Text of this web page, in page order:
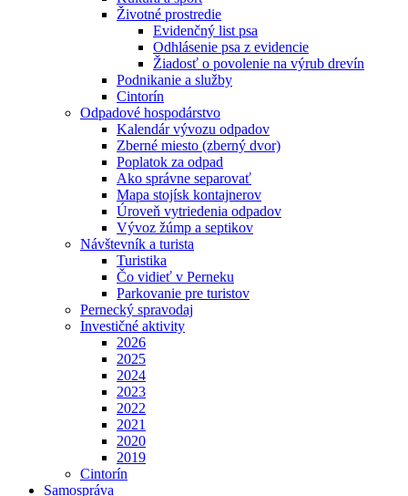
Životné prostredie
Evidenčný list psa
Odhlásenie psa z evidencie
Žiadosť o povolenie na výrub drevín
Podnikanie a služby
Cintorín
Odpadové hospodárstvo
Kalendár vývozu odpadov
Zberné miesto (zberný dvor)
Poplatok za odpad
Ako správne separovať
Mapa stojísk kontajnerov
Úroveň vytriedenia odpadov
Vývoz žúmp a septikov
Návštevník a turista
Turistika
Čo vidieť v Perneku
Parkovanie pre turistov
Pernecký spravodaj
Investičné aktivity
2026
2025
2024
2023
2022
2021
2020
2019
Cintorín
Samospráva